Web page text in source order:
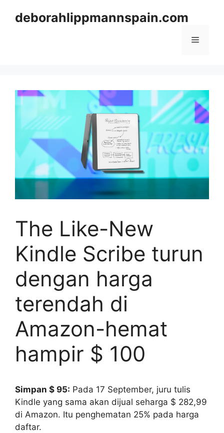
deborahlippmannspain.com
Menu
The Like-New
Kindle Scribe turun
dengan harga
terendah di
Amazon-hemat
hampir $ 100
Simpan $ 95: Pada 17 September, juru tulis
Kindle yang sama akan dijual seharga $ 282,99
di Amazon. Itu penghematan 25% pada harga
daftar.